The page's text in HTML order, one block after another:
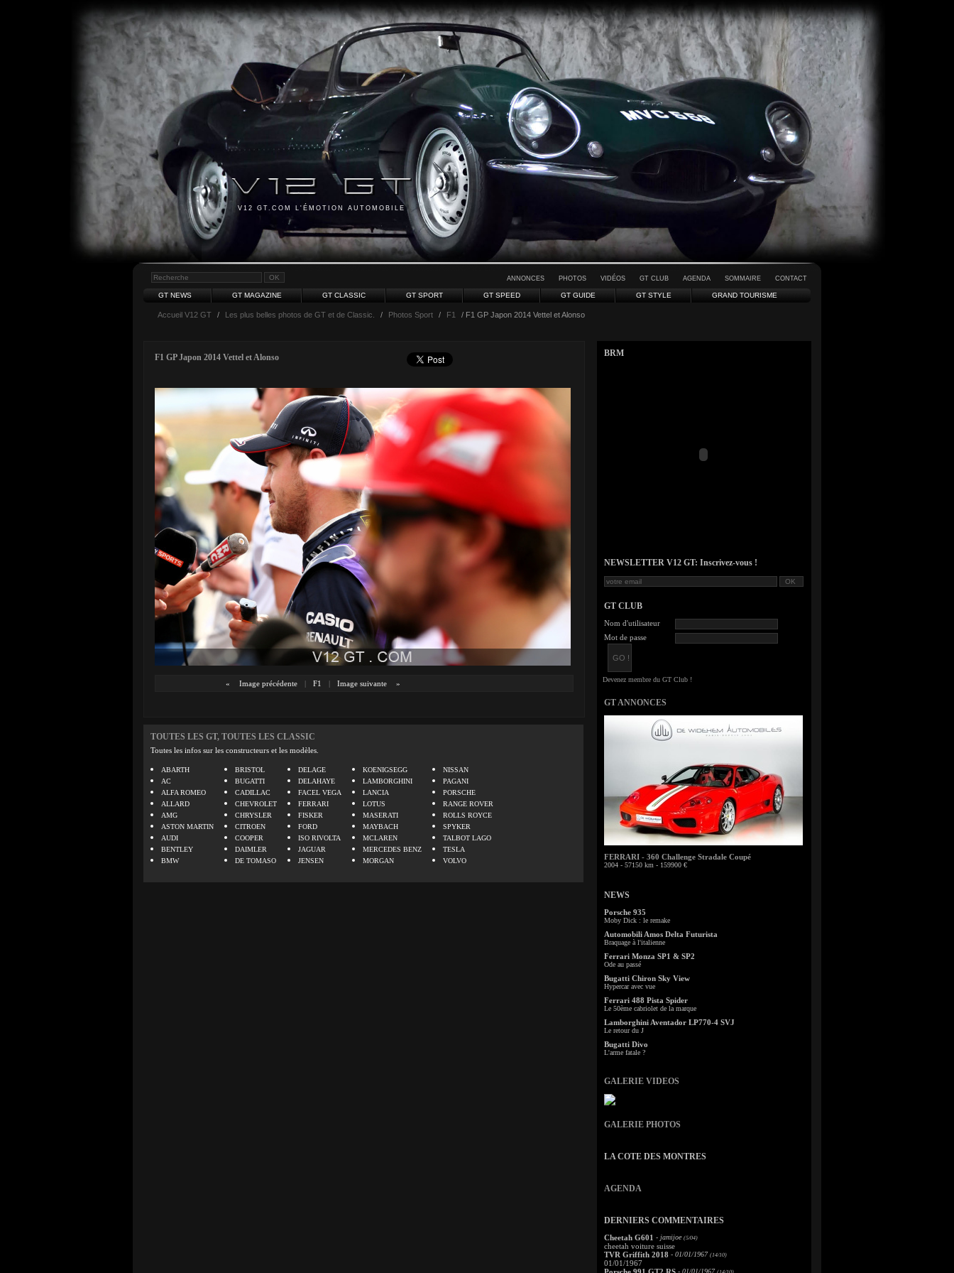
V12 GT.COM L'ÉMOTION AUTOMOBILE
ANNONCES PHOTOS VIDÉOS GT CLUB AGENDA SOMMAIRE CONTACT
GT NEWS GT MAGAZINE GT CLASSIC GT SPORT GT SPEED GT GUIDE GT STYLE GRAND TOURISME
Accueil V12 GT / Les plus belles photos de GT et de Classic. / Photos Sport / F1 / F1 GP Japon 2014 Vettel et Alonso
F1 GP Japon 2014 Vettel et Alonso
« Image précédente | F1 | Image suivante »
TOUTES LES GT, TOUTES LES CLASSIC
Toutes les infos sur les constructeurs et les modèles.
ABARTH
AC
ALFA ROMEO
ALLARD
AMG
ASTON MARTIN
AUDI
BENTLEY
BMW
BRISTOL
BUGATTI
CADILLAC
CHEVROLET
CHRYSLER
CITROEN
COOPER
DAIMLER
DE TOMASO
DELAGE
DELAHAYE
FACEL VEGA
FERRARI
FISKER
FORD
ISO RIVOLTA
JAGUAR
JENSEN
KOENIGSEGG
LAMBORGHINI
LANCIA
LOTUS
MASERATI
MAYBACH
MCLAREN
MERCEDES BENZ
MORGAN
NISSAN
PAGANI
PORSCHE
RANGE ROVER
ROLLS ROYCE
SPYKER
TALBOT LAGO
TESLA
VOLVO
BRM
NEWSLETTER V12 GT: Inscrivez-vous !
GT CLUB
Nom d'utilisateur
Mot de passe
GT ANNONCES
FERRARI - 360 Challenge Stradale Coupé
2004 - 57150 km - 159900 €
NEWS
Porsche 935
Moby Dick : le remake
Automobili Amos Delta Futurista
Braquage à l'italienne
Ferrari Monza SP1 & SP2
Ode au passé
Bugatti Chiron Sky View
Hypercar avec vue
Ferrari 488 Pista Spider
Le 50ème cabriolet de la marque
Lamborghini Aventador LP770-4 SVJ
Le retour du J
Bugatti Divo
L'arme fatale ?
GALERIE VIDEOS
GALERIE PHOTOS
LA COTE DES MONTRES
AGENDA
DERNIERS COMMENTAIRES
Cheetah G601 - jamijoe (5/04)
cheetah voiture suisse
TVR Griffith 2018 - 01/01/1967 (14/10)
01/01/1967
- 01/01/1967